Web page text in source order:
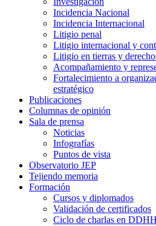
Incidencia Nacional
Incidencia Internacional
Litigio penal
Litigio internacional y
Litigio en tierras y
Acompañamiento y
Fortalecimiento a
estratégico
Publicaciones
Columnas de opinión
Sala de prensa
Noticias
Infografías
Puntos de vista
Observatorio JEP
Tejiendo memoria
Formación
Cursos y diplomados
Validación de certificados
Ciclo de charlas en